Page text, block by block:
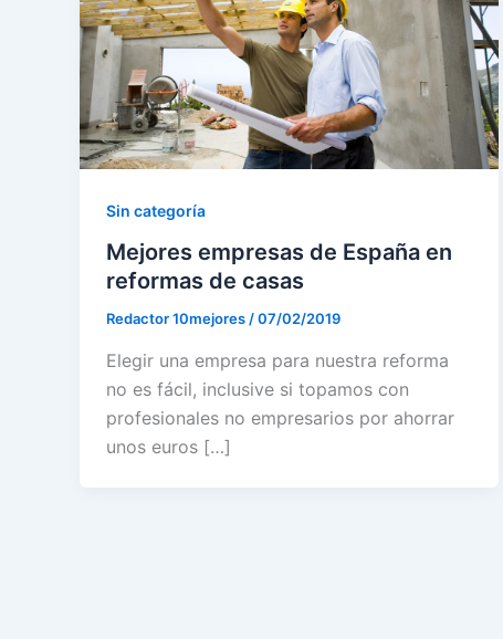
Sin categoría
Mejores empresas de España en
reformas de casas
Redactor 10mejores/07/02/2019
Elegir una empresa para nuestra reforma
no es fácil, inclusive si topamos con
profesionales no empresarios por ahorrar
unos euros […]